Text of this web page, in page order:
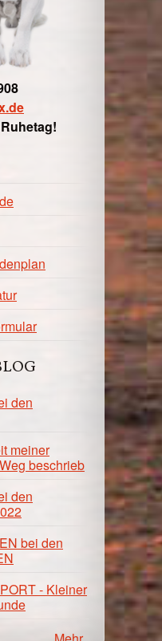
den
meiner
beschrieb
den
bei den
- Kleiner